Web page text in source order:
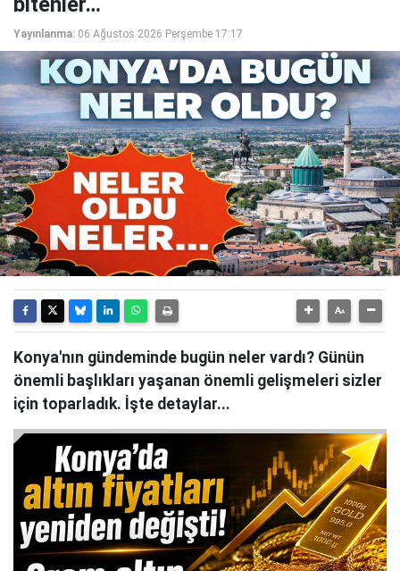
Yayınlanma: 06 Ağustos 2026 Perşembe 17:17
Konya'nın gündeminde bugün neler vardı? Günün
önemli başlıkları yaşanan önemli gelişmeleri sizler
için toparladık. İşte detaylar...